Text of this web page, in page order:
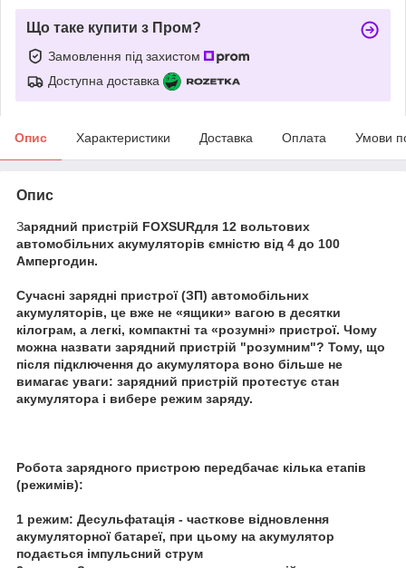
Що таке купити з Пром?
Замовлення під захистом
Доступна доставка
Опис Характеристики Доставка Оплата Умови
Опис
Зарядний пристрій FOXSURдля 12 вольтових
автомобільних акумуляторів ємністю від 4 до 100
Ампергодин.
Сучасні зарядні пристрої (ЗП) автомобільних
акумуляторів, це вже не «ящики» вагою в десятки
кілограм, а легкі, компактні та «розумні» пристрої. Чому
можна назвати зарядний пристрій "розумним"? Тому, що
після підключення до акумулятора воно більше не
вимагає уваги: ​​зарядний пристрій протестує стан
акумулятора і вибере режим заряду.
Робота зарядного пристрою передбачає кілька етапів
(режимів):
1 режим: Десульфатація - часткове відновлення
акумуляторної батареї, при цьому на акумулятор
подається імпульсний струм